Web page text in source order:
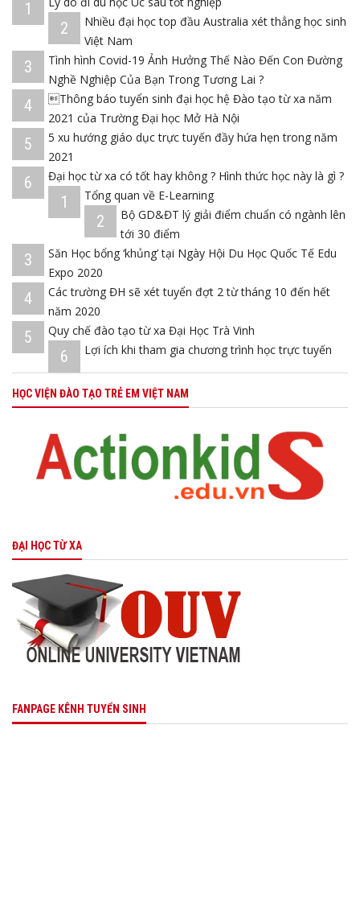
1
2
Nhiều đại học top đầu Australia xét thẳng học sinh
Việt Nam
3
Tình hình Covid-19 Ảnh Hưởng Thế Nào Đến Con Đường
Nghề Nghiệp Của Bạn Trong Tương Lai ?
4
Thông báo tuyển sinh đại học hệ Đào tạo từ xa năm
2021 của Trường Đại học Mở Hà Nội
5
5 xu hướng giáo dục trực tuyến đầy hứa hẹn trong năm
2021
6 Đại học từ xa có tốt hay không ? Hình thức học này là gì ?
1 Tổng quan về E-Learning
2
Bộ GD&ĐT lý giải điểm chuẩn có ngành lên
tới 30 điểm
3
Săn Học bổng ‘khủng’ tại Ngày Hội Du Học Quốc Tế Edu
Expo 2020
4
Các trường ĐH sẽ xét tuyển đợt 2 từ tháng 10 đến hết
năm 2020
5 Quy chế đào tạo từ xa Đại Học Trà Vinh
6 Lợi ích khi tham gia chương trình học trực tuyến
HỌC VIỆN ĐÀO TẠO TRẺ EM VIỆT NAM
ĐẠI HỌC TỪ XA
FANPAGE KÊNH TUYỂN SINH